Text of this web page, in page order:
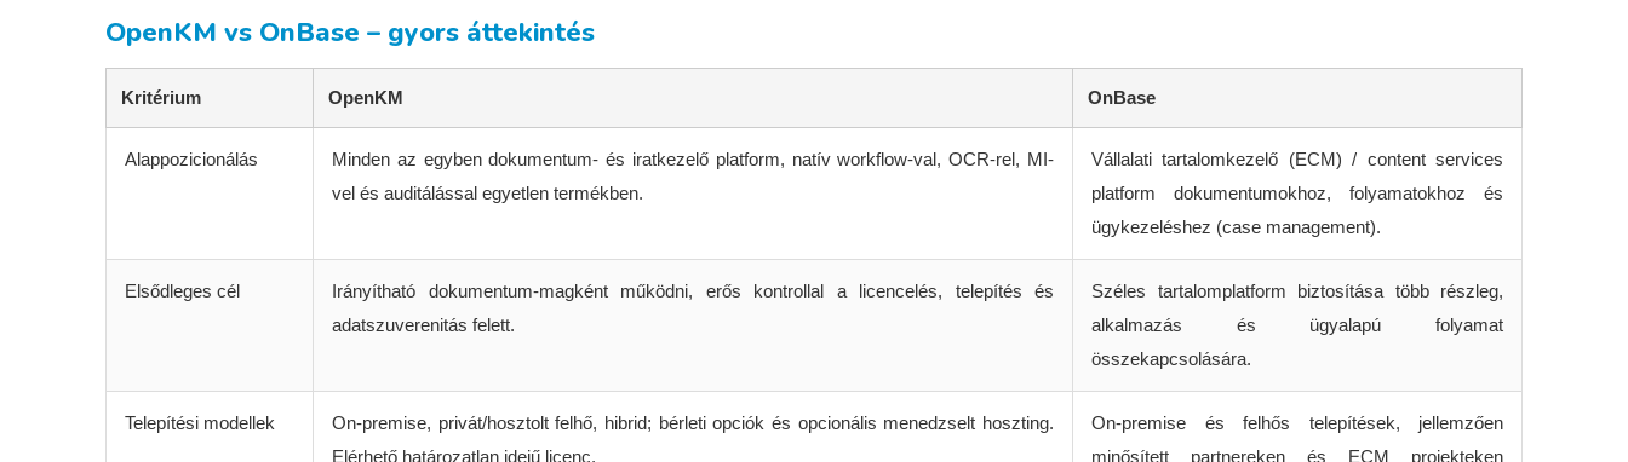
OpenKM vs OnBase – gyors áttekintés
Kritérium OpenKM OnBase
Alappozicionálás
Minden az egyben dokumentum- és iratkezelő platform, natív workflow-val, OCR-rel, MI-
vel és auditálással egyetlen termékben.
Vállalati tartalomkezelő (ECM) / content services
platform dokumentumokhoz, folyamatokhoz és
ügykezeléshez (case management).
Elsődleges cél
Irányítható dokumentum-magként működni, erős kontrollal a licencelés, telepítés és
adatszuverenitás felett.
Széles tartalomplatform biztosítása több részleg,
alkalmazás és ügyalapú folyamat
összekapcsolására.
Telepítési modellek
On-premise, privát/hosztolt felhő, hibrid; bérleti opciók és opcionális menedzselt hoszting.
Elérhető határozatlan idejű licenc.
On-premise és felhős telepítések, jellemzően
minősített partnereken és ECM projekteken